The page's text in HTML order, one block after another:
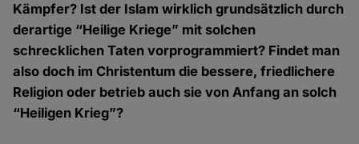
Kämpfer? Ist der Islam wirklich grundsätzlich durch
derartige “Heilige Kriege” mit solchen
schrecklichen Taten vorprogrammiert? Findet man
also doch im Christentum die bessere, friedlichere
Religion oder betrieb auch sie von Anfang an solch
“Heiligen Krieg”?